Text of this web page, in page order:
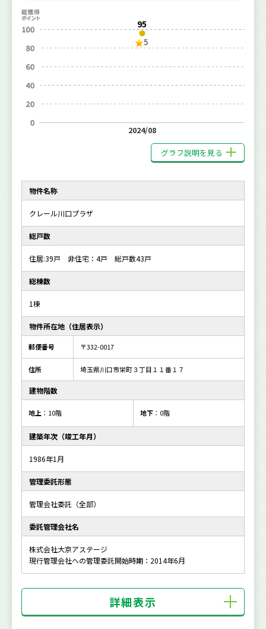
95
5
2024/08
グラフ説明を見る
物件名称
クレール川口プラザ
総戸数
住居:39戸 非住宅：4戸 総戸数43戸
総棟数
1棟
物件所在地（住居表示）
郵便番号 〒332-0017
住所 埼玉県川口市栄町３丁目１１番１７
建物階数
地上 ：10階 地下：0階
建築年次（竣工年月）
1986年1月
管理委託形態
管理会社委託（全部）
委託管理会社名
株式会社大京アステージ
現行管理会社への管理委託開始時期：2014年6月
詳細表示